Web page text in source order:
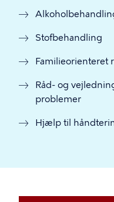
Stofbehandling
Familieorienteret
Råd- og
problemer
Hjælp til